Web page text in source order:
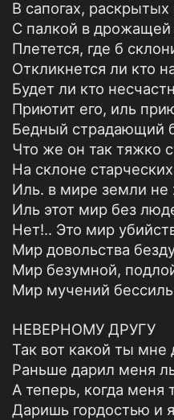
В сапогах,
С палкой в дрожащей
Плетется, где б
Откликнется ли кто
Будет ли кто
Приютит его, иль
Бедный страдающий
Что же он так тяжко
На склоне
Иль. в мире земли не
Иль этот мир без
Нет!.. Это мир
Мир довольства
Мир безумной,
Мир мучений
НЕВЕРНОМУ ДРУГУ
Так вот какой ты мне
Раньше дарил меня
А теперь, когда меня
Даришь гордостью и